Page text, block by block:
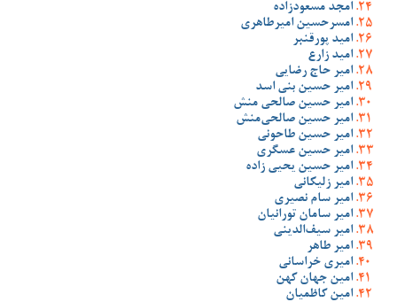
امجد مسعودزاده
امسرحسین امیرطاهری
امید پورقنبر
امید زارع
امیر حاج رضایی
امیر حسین بنی اسد
امیر حسین صالحی منش
امیر حسین صالحی‌منش
امیر حسین طاحونی
امیر حسین عسگری
امیر حسین یحیی زاده
امیر زلیکانی
امیر سام نصیری
امیر سامان تورانیان
امیر سیف‌الدینی
امیر طاهر
امیری خراسانی
امین جهان کهن
امین کاظمیان